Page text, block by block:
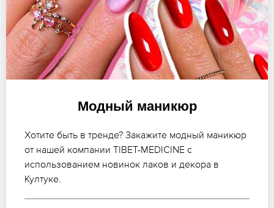
Модный маникюр
Хотите быть в тренде? Закажите модный маникюр
от нашей компании TIBET-MEDICINE с
использованием новинок лаков и декора в
Култуке.